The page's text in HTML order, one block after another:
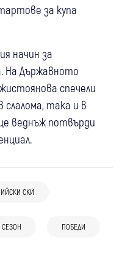
за купа
начин за
На Държавното
спечели
така и в
веднъж потвърди
СКИ
СЕЗОН ПОБЕДИ
икона на Света
епархия:
крайИскам